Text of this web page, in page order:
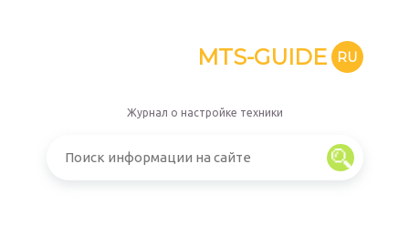
MTS-GUIDE RU
Журнал о настройке техники